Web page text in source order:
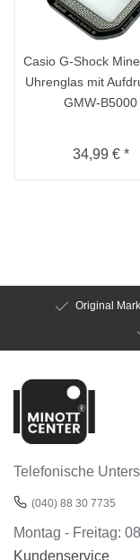
Casio G-Shock
Uhrenglas mit
GMW-B5000
34,99 € *
Original
Telefonische
(040) 88 30 7735
Montag - Freitag:
Kundenservice